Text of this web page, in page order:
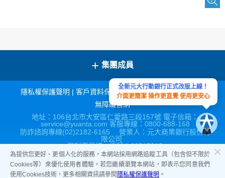
為提供您更好、更個人化的服務，本網站採用網路追蹤工具（包含但不限於
Cookies等）來優化使用者體驗。若您繼續瀏覽本網站，即表示您同意我們
使用Cookies技術，更多相關資訊請參閱 隱私權保護聲明 。
+ 集團成員
隱私權保護聲明 | 客戶資料保密措施|宣導連結|網站導覽|
無障礙官網
地址：106台北市大安區仁愛路三段157號 電子信箱：
service@yuanta.com 客服專線：0800-688-168
防詐諮詢專線(02)2182-6165 營業人：元大商業銀行股份有
限公司
營利事業統一編號：86517315
全新元大行動銀行正式改版上線！
介面更簡潔 操作更直覺 使用更安心